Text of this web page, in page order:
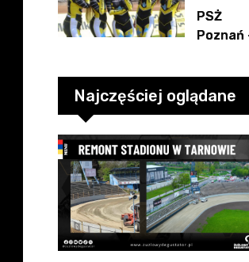
PSŻ
Poznań
Rybnik,
-3
Najczęściej oglądane